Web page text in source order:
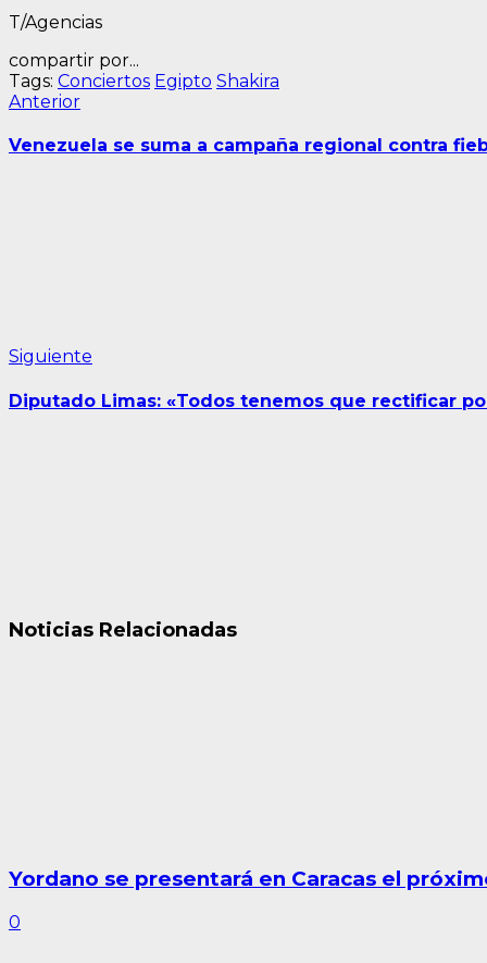
T/Agencias
compartir por...
Tags: Conciertos Egipto Shakira
Navegación
de
AnteriorEntrada
Venezuela se suma a campaña regional contra
Siguiente
Diputado Limas: «Todos tenemos que rectificar
Noticias Relacionadas
Yordano se presentará en Caracas el
0